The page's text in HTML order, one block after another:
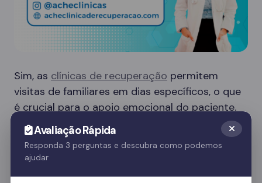
Sim, as clínicas de recuperação permitem
visitas de familiares em dias específicos, o que
é crucial para o apoio emocional do paciente.
Essas visitas ajudam no processo de
recuperação e fortalecem o vínculo familiar.
Avaliação Rápida
Responda 3 perguntas e descubra como podemos
ajudar